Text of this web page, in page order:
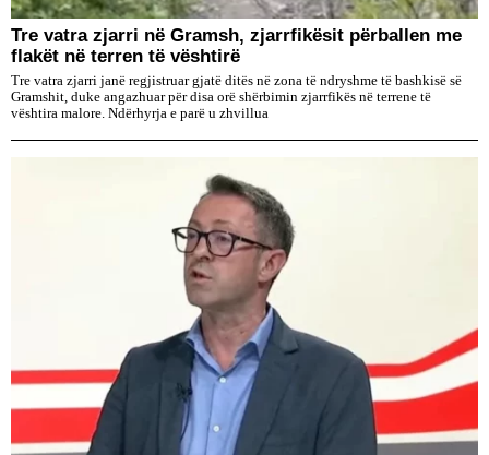
Tre vatra zjarri në Gramsh, zjarrfikësit përballen me
flakët në terren të vështirë
Tre vatra zjarri janë regjistruar gjatë ditës në zona të ndryshme të bashkisë së
Gramshit, duke angazhuar për disa orë shërbimin zjarrfikës në terrene të
vështira malore. Ndërhyrja e parë u zhvillua